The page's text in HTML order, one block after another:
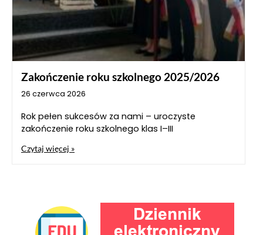
Zakończenie roku szkolnego 2025/2026
26 czerwca 2026
Rok pełen sukcesów za nami – uroczyste
zakończenie roku szkolnego klas I–III
Czytaj więcej »